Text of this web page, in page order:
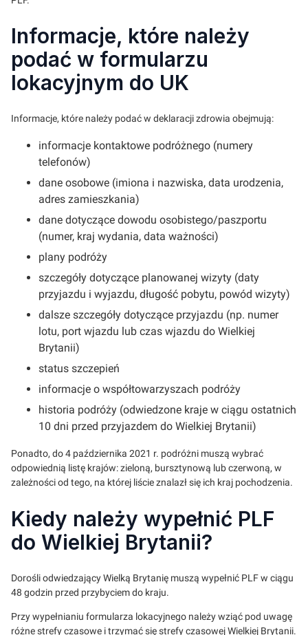
Informacje, które należy
podać w formularzu
lokacyjnym do UK
Informacje, które należy podać w deklaracji zdrowia obejmują:
informacje kontaktowe podróżnego (numery
telefonów)
dane osobowe (imiona i nazwiska, data urodzenia,
adres zamieszkania)
dane dotyczące dowodu osobistego/paszportu
(numer, kraj wydania, data ważności)
plany podróży
szczegóły dotyczące planowanej wizyty (daty
przyjazdu i wyjazdu, długość pobytu, powód wizyty)
dalsze szczegóły dotyczące przyjazdu (np. numer
lotu, port wjazdu lub czas wjazdu do Wielkiej
Brytanii)
status szczepień
informacje o współtowarzyszach podróży
historia podróży (odwiedzone kraje w ciągu ostatnich
10 dni przed przyjazdem do Wielkiej Brytanii)
Ponadto, do 4 października 2021 r. podróżni muszą wybrać
odpowiednią listę krajów: zieloną, bursztynową lub czerwoną, w
zależności od tego, na której liście znalazł się ich kraj pochodzenia.
Kiedy należy wypełnić PLF
do Wielkiej Brytanii?
Dorośli odwiedzający Wielką Brytanię muszą wypełnić PLF w ciągu
48 godzin przed przybyciem do kraju.
Przy wypełnianiu formularza lokacyjnego należy wziąć pod uwagę
różne strefy czasowe i trzymać się strefy czasowej Wielkiej Brytanii.